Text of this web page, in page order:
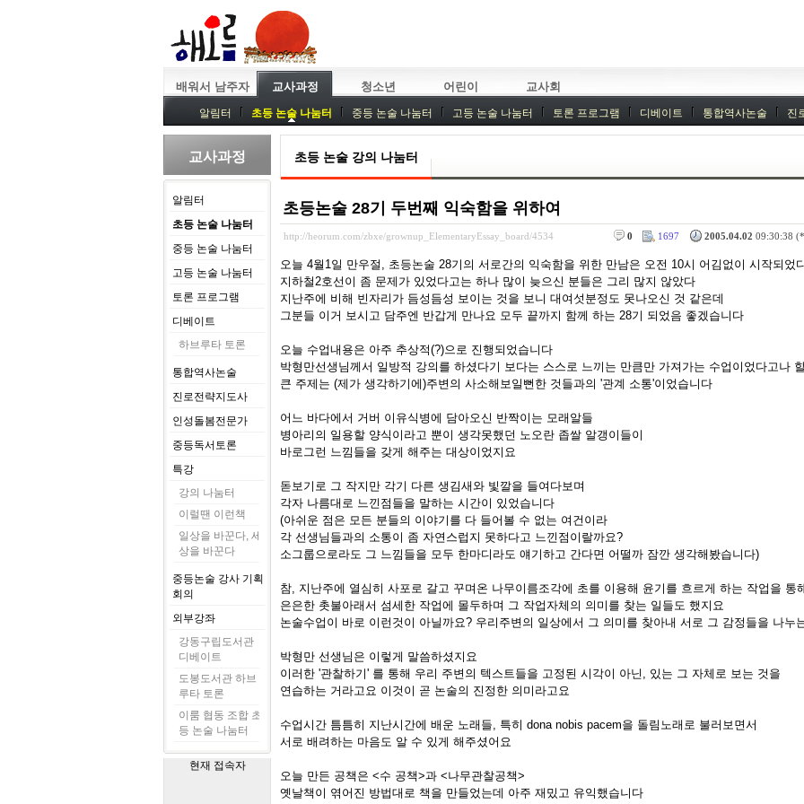
배워서 남주자 교사과정 청소년 어린이 교사회
알림터 초등 논술 나눔터 중등 논술 나눔터 고등 논술 나눔터 토론 프로그램 디베이트 통합역사논술
진
중등독서토론
특강 중등논술 강사 기획회의 외부강좌
교사과정
알림터
초등 논술 나눔터
중등 논술 나눔터
고등 논술 나눔터
토론 프로그램
디베이트
하브루타 토론
통합역사논술
진로전략지도사
인성돌봄전문가
중등독서토론
특강
강의 나눔터
이럴땐 이런책
일상을 바꾼다, 세
상을 바꾼다
중등논술 강사 기획
회의
외부강좌
강동구립도서관
디베이트
도봉도서관 하브
루타 토론
이룸 협동 조합 초
등 논술 나눔터
현재 접속자
초등 논술 강의 나눔터
초등논술 28기 두번째 익숙함을 위하여
http://heorum.com/zbxe/grownup_ElementaryEssay_board/4534 2005.04.02 09:30:38
1697
0
오늘 4월1일 만우절, 초등논술 28기의 서로간의 익숙함을 위한 만남은 오전 10시 어김없이 시작되었
지하철2호선이 좀 문제가 있었다고는 하나 많이 늦으신 분들은 그리 많지 않았다
지난주에 비해 빈자리가 듬성듬성 보이는 것을 보니 대여섯분정도 못나오신 것 같은데
그분들 이거 보시고 담주엔 반갑게 만나요 모두 끝까지 함께 하는 28기 되었음 좋겠습니다
오늘 수업내용은 아주 추상적(?)으로 진행되었습니다
박형만선생님께서 일방적 강의를 하셨다기 보다는 스스로 느끼는 만큼만 가져가는 수업이었다고나
큰 주제는 (제가 생각하기에)주변의 사소해보일뻔한 것들과의 '관계 소통'이었습니다
어느 바다에서 거버 이유식병에 담아오신 반짝이는 모래알들
병아리의 일용할 양식이라고 뿐이 생각못했던 노오란 좁쌀 알갱이들이
바로그런 느낌들을 갖게 해주는 대상이었지요
돋보기로 그 작지만 각기 다른 생김새와 빛깔을 들여다보며
각자 나름대로 느낀점들을 말하는 시간이 있었습니다
(아쉬운 점은 모든 분들의 이야기를 다 들어볼 수 없는 여건이라
각 선생님들과의 소통이 좀 자연스럽지 못하다고 느낀점이랄까요?
소그룹으로라도 그 느낌들을 모두 한마디라도 얘기하고 간다면 어떨까 잠깐 생각해봤습니다)
참, 지난주에 열심히 사포로 갈고 꾸며온 나무이름조각에 초를 이용해 윤기를 흐르게 하는 작업을 통
은은한 촛불아래서 섬세한 작업에 몰두하며 그 작업자체의 의미를 찾는 일들도 했지요
논술수업이 바로 이런것이 아닐까요? 우리주변의 일상에서 그 의미를 찾아내 서로 그 감정들을 나누
박형만 선생님은 이렇게 말씀하셨지요
이러한 '관찰하기' 를 통해 우리 주변의 텍스트들을 고정된 시각이 아닌, 있는 그 자체로 보는 것을
연습하는 거라고요 이것이 곧 논술의 진정한 의미라고요
수업시간 틈틈히 지난시간에 배운 노래들, 특히 dona nobis pacem을 돌림노래로 불러보면서
서로 배려하는 마음도 알 수 있게 해주셨어요
오늘 만든 공책은 <수 공책>과 <나무관찰공책>
옛날책이 엮어진 방법대로 책을 만들었는데 아주 재밌고 유익했습니다